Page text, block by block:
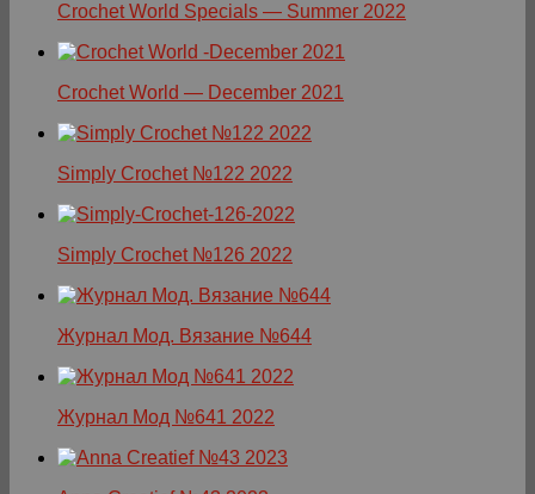
Crochet World Specials — Summer 2022
Crochet World — December 2021
Simply Crochet №122 2022
Simply Crochet №126 2022
Журнал Мод. Вязание №644
Журнал Мод №641 2022